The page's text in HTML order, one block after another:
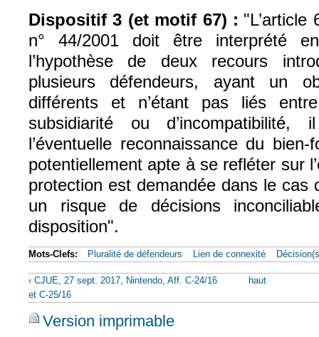
Dispositif 3 (et motif 67) : "
n° 44/2001 doit être interprété
l’hypothèse de deux recours
plusieurs défendeurs, ayant un
différents et n’étant pas liés
subsidiarité ou
l’éventuelle reconnaissance du bien-
potentiellement apte à se refléter sur
protection est demandée dans le cas
un risque de décisions
disposition".
Mots-Clefs: Pluralité de défendeurs Lien de connexité
‹ CJUE, 27 sept. 2017, Nintendo, Aff. C-24/16
et C-25/16
haut
Version imprimable